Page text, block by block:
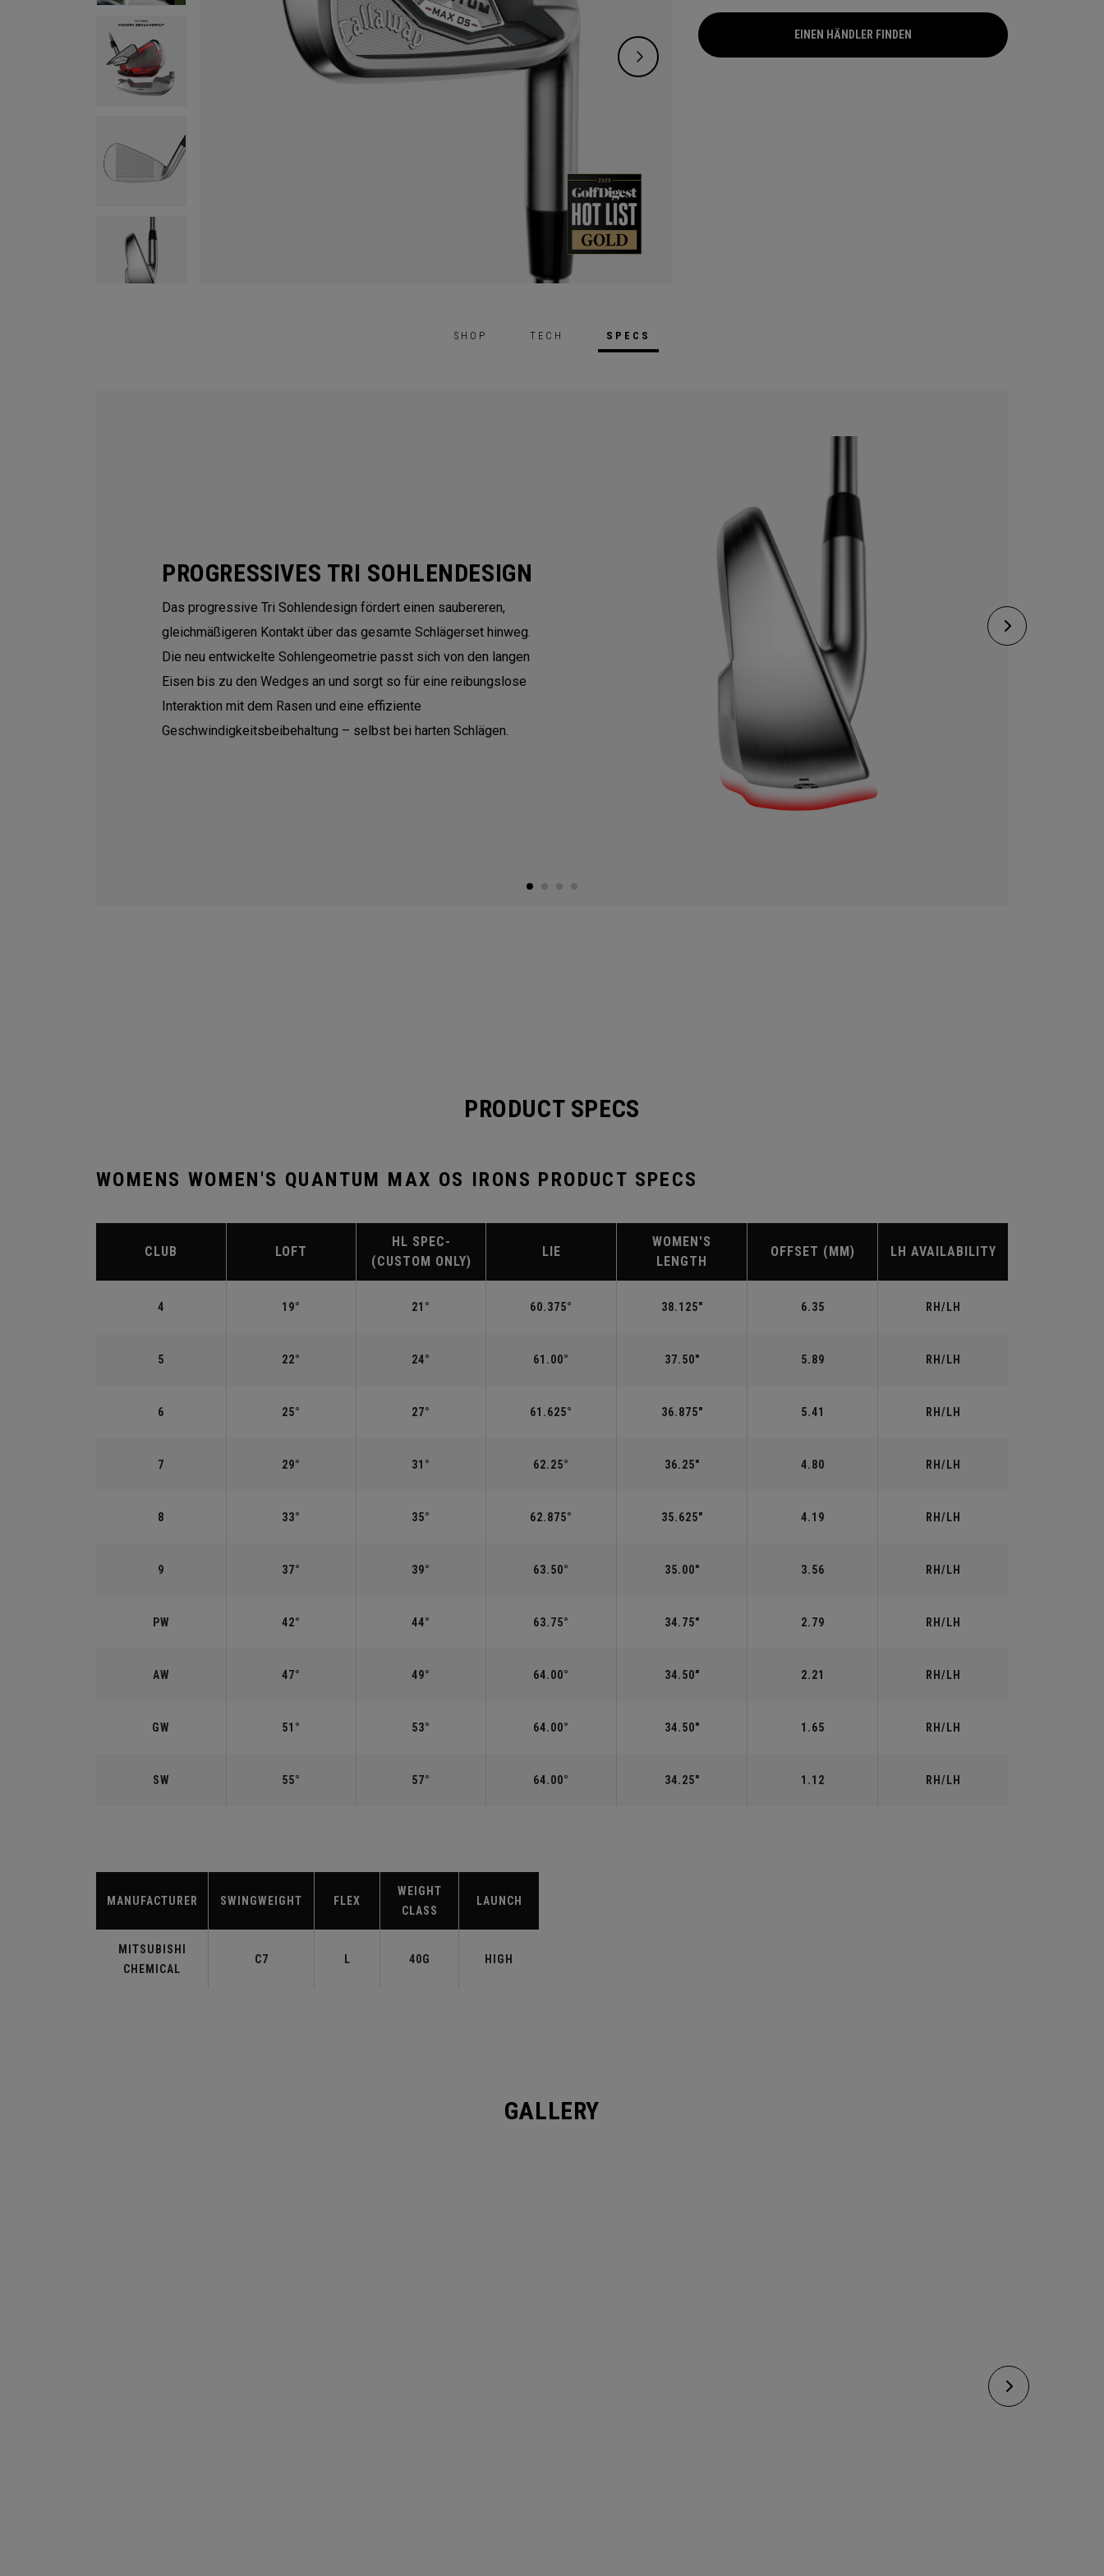
solider über die gesamte Schlagfläche zu treffen.
EINEN HÄNDLER FINDEN
SHOP TECH SPECS
PROGRESSIVES TRI SOHLENDESIGN
Das progressive Tri Sohlendesign fördert einen saubereren,
gleichmäßigeren Kontakt über das gesamte Schlägerset hinweg.
Die neu entwickelte Sohlengeometrie passt sich von den langen
Eisen bis zu den Wedges an und sorgt so für eine reibungslose
Interaktion mit dem Rasen und eine effiziente
Geschwindigkeitsbeibehaltung – selbst bei harten Schlägen.
PRODUCT SPECS
WOMENS WOMEN'S QUANTUM MAX OS IRONS PRODUCT SPECS
CLUB LOFT
HL SPEC-
(CUSTOM ONLY)
LIE
WOMEN'S
LENGTH
OFFSET (MM) LH AVAILABILITY
4 19° 21° 60.375° 38.125" 6.35 RH/LH
5 22° 24° 61.00° 37.50" 5.89 RH/LH
6 25° 27° 61.625° 36.875" 5.41 RH/LH
7 29° 31° 62.25° 36.25" 4.80 RH/LH
8 33° 35° 62.875° 35.625" 4.19 RH/LH
9 37° 39° 63.50° 35.00" 3.56 RH/LH
PW 42° 44° 63.75° 34.75" 2.79 RH/LH
AW 47° 49° 64.00° 34.50" 2.21 RH/LH
GW 51° 53° 64.00° 34.50" 1.65 RH/LH
SW 55° 57° 64.00° 34.25" 1.12 RH/LH
MANUFACTURER SWINGWEIGHT FLEX
WEIGHT
CLASS
LAUNCH
MITSUBISHI
CHEMICAL
C7 L 40G HIGH
GALLERY